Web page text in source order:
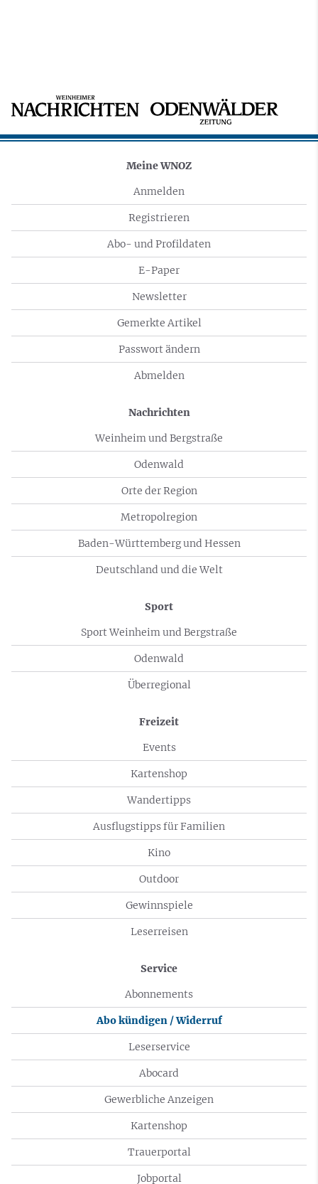
Meine WNOZ
Anmelden
Registrieren
Abo- und Profildaten
E-Paper
Newsletter
Gemerkte Artikel
Passwort ändern
Abmelden
Nachrichten
Weinheim und Bergstraße
Odenwald
Orte der Region
Metropolregion
Baden-Württemberg und Hessen
Deutschland und die Welt
Sport
Sport Weinheim und Bergstraße
Odenwald
Überregional
Freizeit
Events
Kartenshop
Wandertipps
Ausflugstipps für Familien
Kino
Outdoor
Gewinnspiele
Leserreisen
Service
Abonnements
Abo kündigen / Widerruf
Leserservice
Abocard
Gewerbliche Anzeigen
Kartenshop
Trauerportal
Jobportal